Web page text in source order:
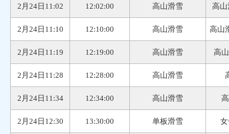
2月24日11:02 12:02:00 高山滑雪 高山
2月24日11:10 12:10:00 高山滑雪 高山
2月24日11:19 12:19:00 高山滑雪 高
2月24日11:28 12:28:00 高山滑雪
2月24日11:34 12:34:00 高山滑雪
2月24日12:30 13:30:00 单板滑雪